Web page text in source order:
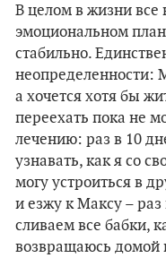
В целом в жизни все
эмоциональном
стабильно.
неопределенности:
а хочется хотя бы
переехать пока не
лечению: раз в 10
узнавать, как я со
могу устроиться в
и езжу к Максу –
сливаем все бабки,
возвращаюсь домой